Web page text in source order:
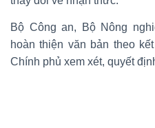
Bộ Công an, Bộ Nông
hoàn thiện văn bản theo
Chính phủ xem xét, quyết